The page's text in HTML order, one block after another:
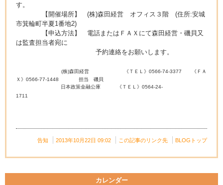
す。
【開催場所】 (株)森田経営 オフィス３階 (住所:安城
市箕輪町半夏1番地2)
【申込方法】 電話またはＦＡＸにて森田経営・磯貝又
は監査担当者宛に
予約連絡をお願いします。
(株)森田経営 《ＴＥＬ》0566-74-3377 《ＦＡ
Ｘ》0566-77-1448 担当 磯貝
日本政策金融公庫 《ＴＥＬ》0564-24-
1711
告知 2013年10月22日 09:02 この記事のリンク先 BLOGトップ
カレンダー